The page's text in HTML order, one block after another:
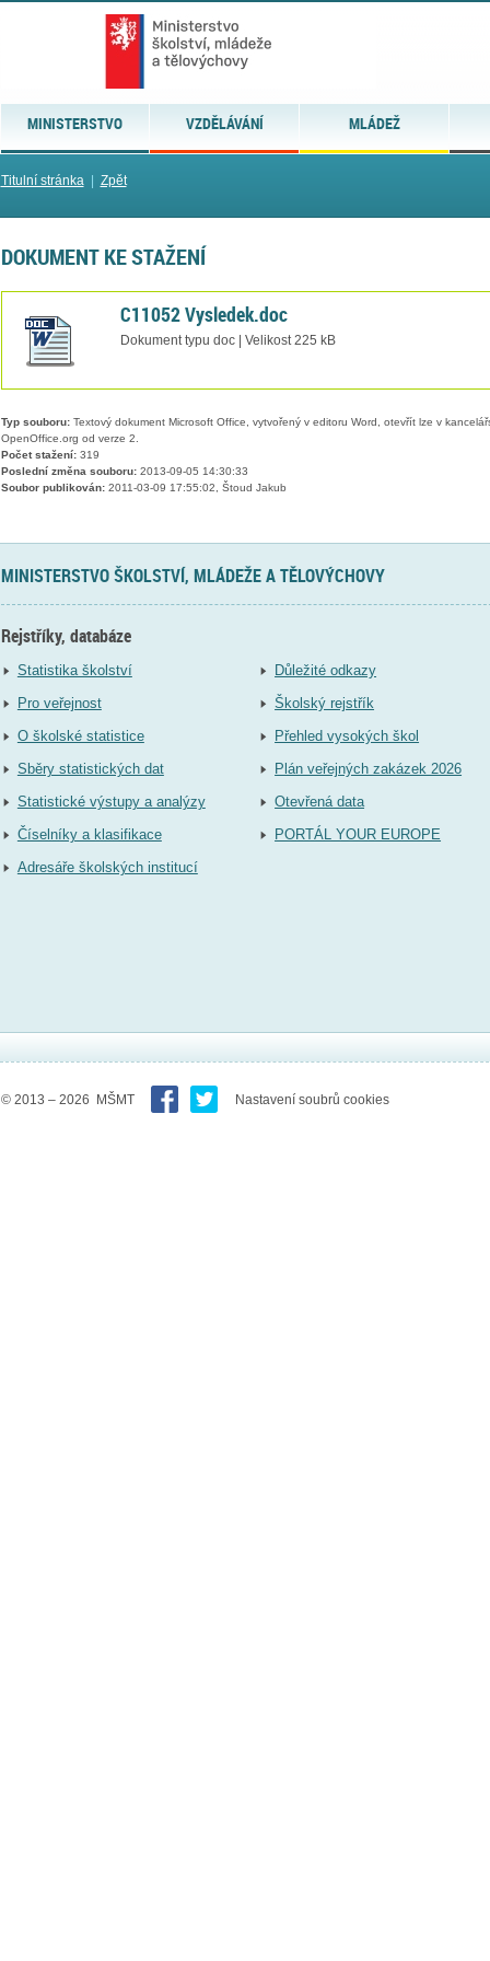
MINISTERSTVO VZDĚLÁVÁNÍ MLÁDEŽ
Titulní stránka| Zpět
DOKUMENT KE STAŽENÍ
C11052 Vysledek.doc
Dokument typu doc | Velikost 225 kB
Typ souboru:Textový dokument Microsoft Office, vytvořený v editoru Word, otevřít lze v
OpenOffice.org od verze 2.
Počet stažení:319
Poslední změna souboru:2013-09-05 14:30:33
Soubor publikován:2011-03-09 17:55:02, Štoud Jakub
MINISTERSTVO ŠKOLSTVÍ, MLÁDEŽE A TĚLOVÝCHOVY
Rejstříky, databáze
Statistika školství
Pro veřejnost
O školské statistice
Sběry statistických dat
Statistické výstupy a analýzy
Číselníky a klasifikace
Adresáře školských institucí
Důležité odkazy
Školský rejstřík
Přehled vysokých škol
Plán veřejných zakázek 2026
Otevřená data
PORTÁL YOUR EUROPE
© 2013 – 2026 MŠMT Nastavení soubrů cookies